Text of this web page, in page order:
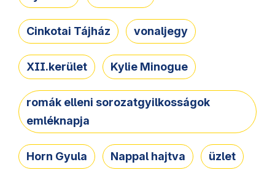
Cinkotai Tájház vonaljegy
XII.kerület Kylie Minogue
romák elleni sorozatgyilkosságok
emléknapja
Horn Gyula Nappal hajtva üzlet